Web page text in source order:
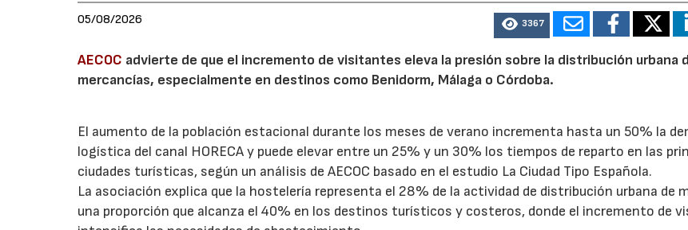
05/08/2026 3367
AECOC advierte de que el incremento de visitantes eleva la presión sobre la distribución urbana
mercancías, especialmente en destinos como Benidorm, Málaga o Córdoba.
El aumento de la población estacional durante los meses de verano incrementa hasta un 50% la
logística del canal HORECA y puede elevar entre un 25% y un 30% los tiempos de reparto en las
ciudades turísticas, según un análisis de AECOC basado en el estudio La Ciudad Tipo Española.
La asociación explica que la hostelería representa el 28% de la actividad de distribución urbana de
una proporción que alcanza el 40% en los destinos turísticos y costeros, donde el incremento de